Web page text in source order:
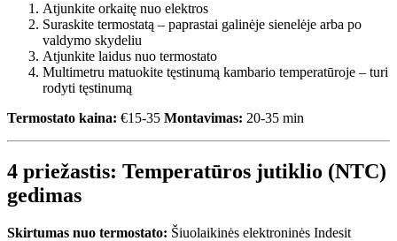
Atjunkite orkaitę nuo elektros
Suraskite termostatą – paprastai galinėje sienelėje arba po
valdymo skydeliu
Atjunkite laidus nuo termostato
Multimetru matuokite tęstinumą kambario temperatūroje – turi
rodyti tęstinumą
Termostato kaina: €15-35 Montavimas: 20-35 min
4 priežastis: Temperatūros jutiklio (NTC)
gedimas
Skirtumas nuo termostato: Šiuolaikinės elektroninės Indesit